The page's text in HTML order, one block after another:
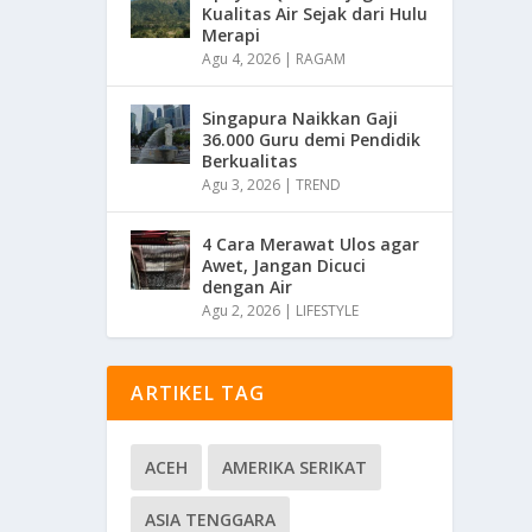
Kualitas Air Sejak dari Hulu
Merapi
Agu 4, 2026 | RAGAM
Singapura Naikkan Gaji
36.000 Guru demi Pendidik
Berkualitas
Agu 3, 2026 |TREND
4 Cara Merawat Ulos agar
Awet, Jangan Dicuci
dengan Air
Agu 2, 2026 | LIFESTYLE
ARTIKEL TAG
ACEH AMERIKA SERIKAT
ASIA TENGGARA